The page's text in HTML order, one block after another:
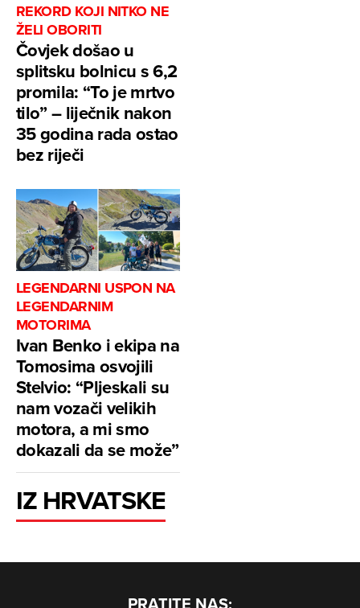
REKORD KOJI NITKO NE
ŽELI OBORITI
Čovjek došao u
splitsku bolnicu s 6,2
promila: “To je mrtvo
tilo” – liječnik nakon
35 godina rada ostao
bez riječi
LEGENDARNI USPON NA
LEGENDARNIM
MOTORIMA
Ivan Benko i ekipa na
Tomosima osvojili
Stelvio: “Pljeskali su
nam vozači velikih
motora, a mi smo
dokazali da se može”
IZ HRVATSKE